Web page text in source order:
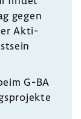
gegen
Akti­
G-BA